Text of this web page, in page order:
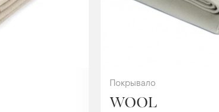
Покрывало
WOOL